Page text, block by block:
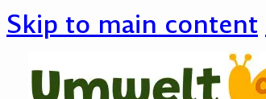
Skip to main content